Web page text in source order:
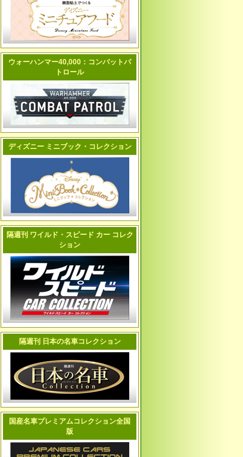
ウォーハンマー40,000：コンバットパ
トロール
ディズニー ミニブック・コレクション
隔週刊 ワイルド・スピード カー コレク
ション
隔週刊 日本の名車コレクション
国産名車プレミアムコレクション全国
版